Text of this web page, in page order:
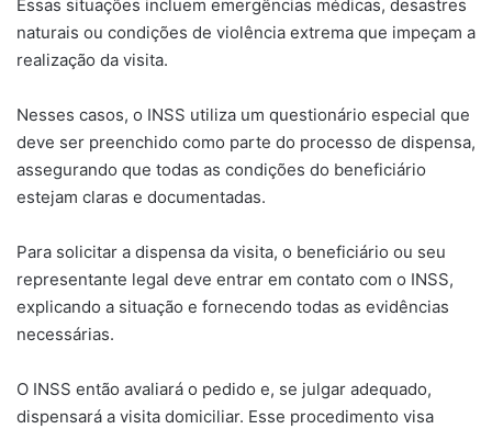
Essas situações incluem emergências médicas, desastres
naturais ou condições de violência extrema que impeçam a
realização da visita.
Nesses casos, o INSS utiliza um questionário especial que
deve ser preenchido como parte do processo de dispensa,
assegurando que todas as condições do beneficiário
estejam claras e documentadas.
Para solicitar a dispensa da visita, o beneficiário ou seu
representante legal deve entrar em contato com o INSS,
explicando a situação e fornecendo todas as evidências
necessárias.
O INSS então avaliará o pedido e, se julgar adequado,
dispensará a visita domiciliar. Esse procedimento visa